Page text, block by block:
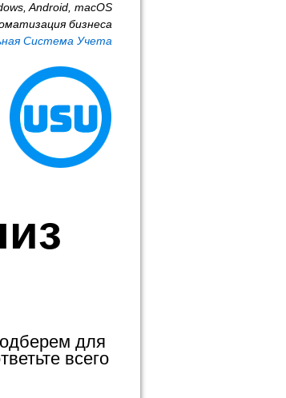
Android, macOS
бизнеса
Система Учета
для
всего